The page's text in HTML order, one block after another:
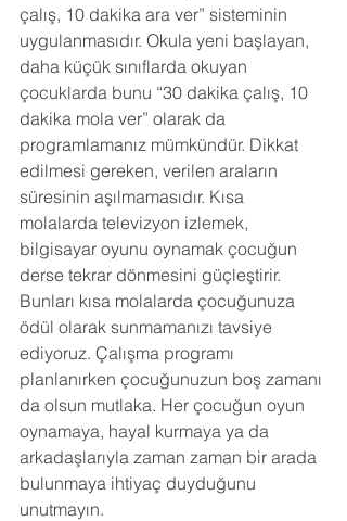
çalış, 10 dakika ara ver” sisteminin
uygulanmasıdır. Okula yeni başlayan,
daha küçük sınıflarda okuyan
çocuklarda bunu “30 dakika çalış, 10
dakika mola ver” olarak da
programlamanız mümkündür. Dikkat
edilmesi gereken, verilen araların
süresinin aşılmamasıdır. Kısa
molalarda televizyon izlemek,
bilgisayar oyunu oynamak çocuğun
derse tekrar dönmesini güçleştirir.
Bunları kısa molalarda çocuğunuza
ödül olarak sunmamanızı tavsiye
ediyoruz. Çalışma programı
planlanırken çocuğunuzun boş zamanı
da olsun mutlaka. Her çocuğun oyun
oynamaya, hayal kurmaya ya da
arkadaşlarıyla zaman zaman bir arada
bulunmaya ihtiyaç duyduğunu
unutmayın.